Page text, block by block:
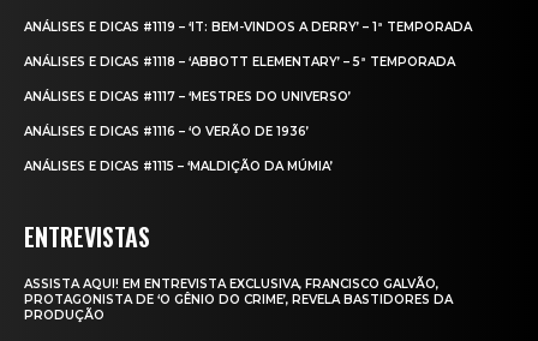
ANÁLISES E DICAS #1119 – ‘IT: BEM-VINDOS A DERRY’ – 1ª TEMPORADA
ANÁLISES E DICAS #1118 – ‘ABBOTT ELEMENTARY’ – 5ª TEMPORADA
ANÁLISES E DICAS #1117 – ‘MESTRES DO UNIVERSO’
ANÁLISES E DICAS #1116 – ‘O VERÃO DE 1936’
ANÁLISES E DICAS #1115 – ‘MALDIÇÃO DA MÚMIA’
ENTREVISTAS
ASSISTA AQUI! EM ENTREVISTA EXCLUSIVA, FRANCISCO GALVÃO,
PROTAGONISTA DE ‘O GÊNIO DO CRIME’, REVELA BASTIDORES DA
PRODUÇÃO